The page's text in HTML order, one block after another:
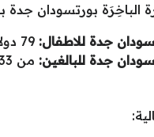
بورتسودان جدة
جدة للاطفال:
جدة للبالغين: من 133 أمريكيًا دولاراً أمريكياً.